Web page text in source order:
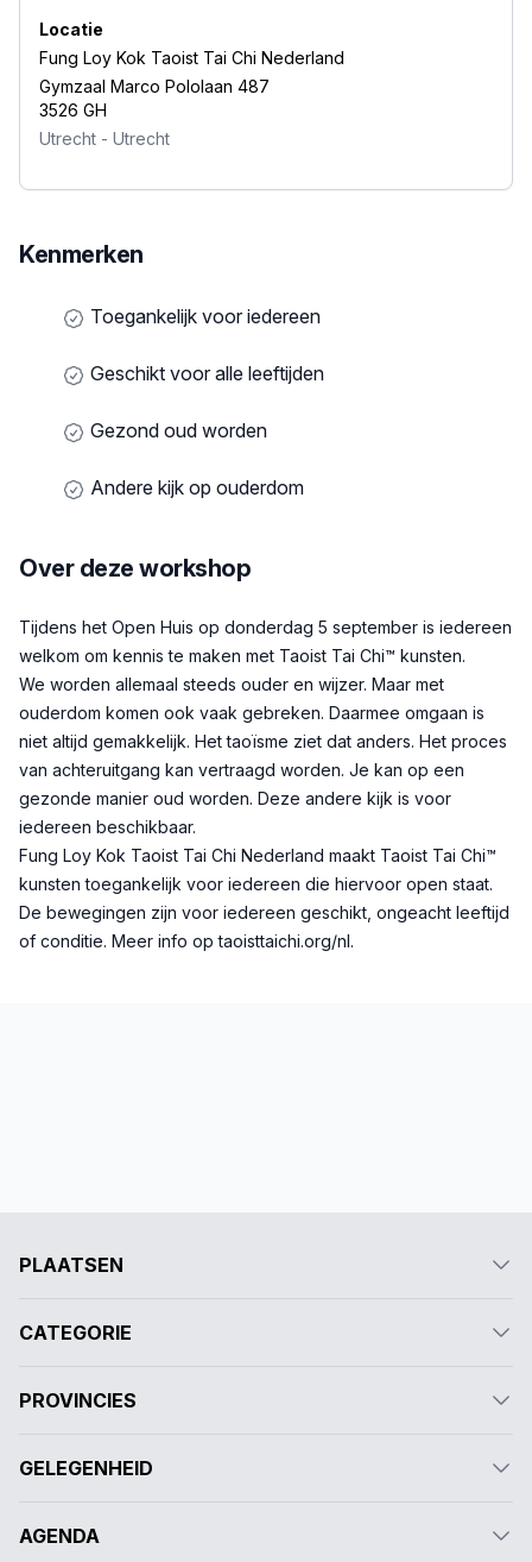
Locatie
Fung Loy Kok Taoist Tai Chi Nederland
Gymzaal Marco Pololaan 487
3526 GH
Utrecht - Utrecht
Kenmerken
Toegankelijk voor iedereen
Geschikt voor alle leeftijden
Gezond oud worden
Andere kijk op ouderdom
Over deze workshop
Beschrijving
Tijdens het Open Huis op donderdag 5 september is iedereen
welkom om kennis te maken met Taoist Tai Chi™ kunsten.
We worden allemaal steeds ouder en wijzer. Maar met
ouderdom komen ook vaak gebreken. Daarmee omgaan is
niet altijd gemakkelijk. Het taoïsme ziet dat anders. Het proces
van achteruitgang kan vertraagd worden. Je kan op een
gezonde manier oud worden. Deze andere kijk is voor
iedereen beschikbaar.
Fung Loy Kok Taoist Tai Chi Nederland maakt Taoist Tai Chi™
kunsten toegankelijk voor iedereen die hiervoor open staat.
De bewegingen zijn voor iedereen geschikt, ongeacht leeftijd
of conditie. Meer info op taoisttaichi.org/nl.
PLAATSEN
CATEGORIE
PROVINCIES
GELEGENHEID
AGENDA